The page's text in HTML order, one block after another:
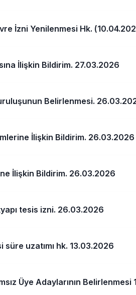
İzni Yenilenmesi Hk.
İlişkin Bildirim. 27.03.2026
Belirlenmesi.
İlişkin Bildirim. 26.03.2026
İlişkin Bildirim. 26.03.2026
tesis izni. 26.03.2026
süre uzatımı hk. 13.03.2026
Üye Adaylarının Belirlenmesi